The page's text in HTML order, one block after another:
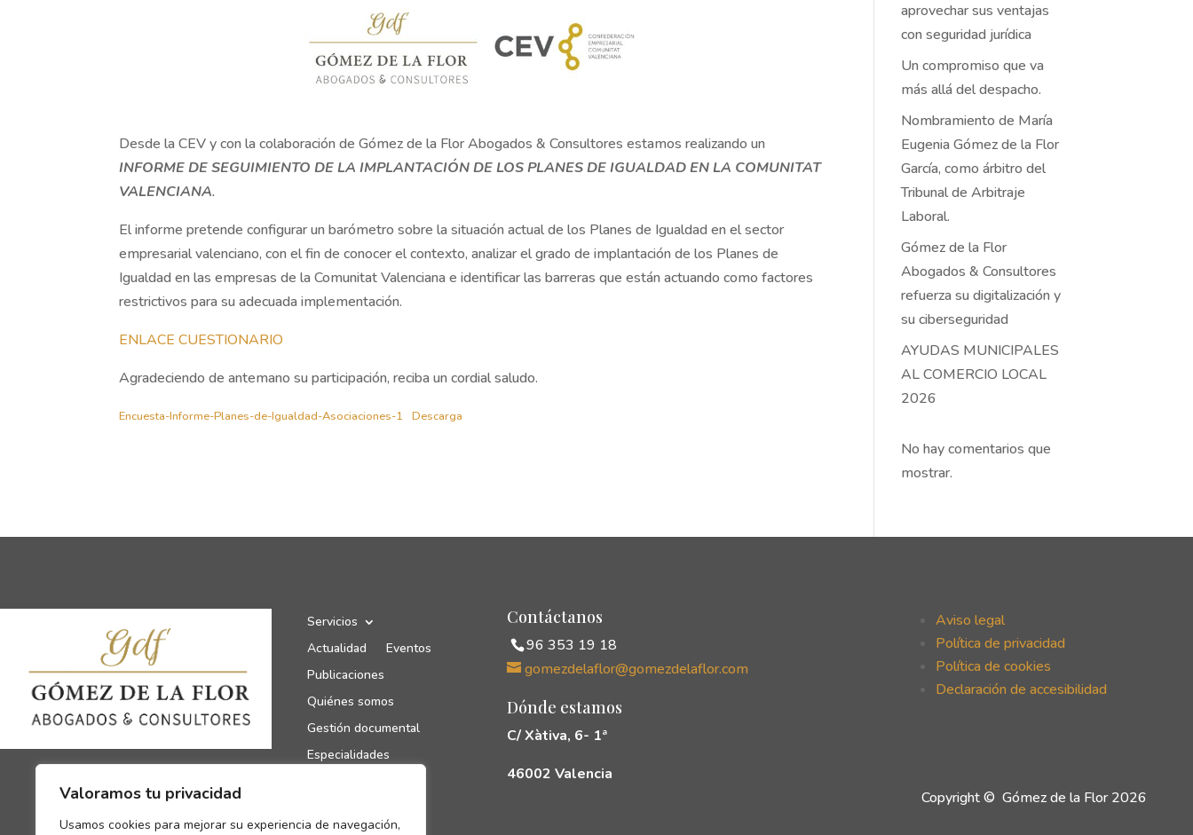
Valoramos tu privacidad
Usamos cookies para mejorar su experiencia de navegación,
Desde la CEV y con la colaboración de Gómez de la Flor Abogados & Consultores estamos realizando un
INFORME DE SEGUIMIENTO DE LA IMPLANTACIÓN DE LOS PLANES DE IGUALDAD EN LA COMUNITAT
VALENCIANA.
El informe pretende configurar un barómetro sobre la situación actual de los Planes de Igualdad en el sector
empresarial valenciano, con el fin de conocer el contexto, analizar el grado de implantación de los Planes de
Igualdad en las empresas de la Comunitat Valenciana e identificar las barreras que están actuando como factores
restrictivos para su adecuada implementación.
ENLACE CUESTIONARIO
Agradeciendo de antemano su participación, reciba un cordial saludo.
Encuesta-Informe-Planes-de-Igualdad-Asociaciones-1 Descarga
aprovechar sus ventajas
con seguridad jurídica
Un compromiso que va
más allá del despacho.
Nombramiento de María
Eugenia Gómez de la Flor
García, como árbitro del
Tribunal de Arbitraje
Laboral.
Gómez de la Flor
Abogados & Consultores
refuerza su digitalización y
su ciberseguridad
AYUDAS MUNICIPALES
AL COMERCIO LOCAL
2026
No hay comentarios que
mostrar.
Servicios
Actualidad
Eventos
Publicaciones
Quiénes somos
Gestión documental
Especialidades
Contáctanos
96 353 19 18
gomezdelaflor@gomezdelaflor.com
Dónde estamos
C/ Xàtiva, 6- 1ª
46002 Valencia
Aviso legal
Política de privacidad
Política de cookies
Declaración de accesibilidad
Copyright © Gómez de la Flor 2026